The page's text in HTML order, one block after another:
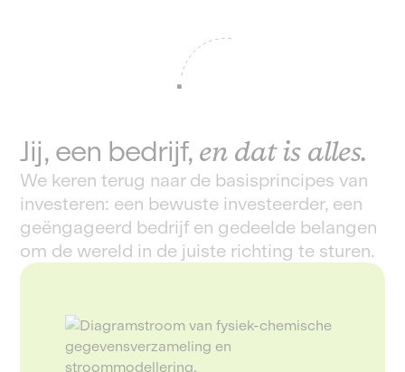
Jij, een bedrijf, en dat is alles.
We keren terug naar de basisprincipes van
investeren: een bewuste investeerder, een
geëngageerd bedrijf en gedeelde belangen
om de wereld in de juiste richting te sturen.